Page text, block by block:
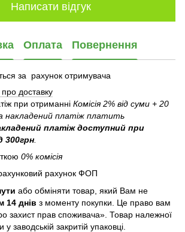
Написати відгук
Оплата Повернення
за рахунок отримувача
доставку
при отриманні Комісія 2% від суми + 20
накладений платіж платить
платіж доступний при
300грн
0% комісія
рахунок ФОП
або обміняти товар, який Вам не
14 днів з моменту покупки. Це право вам
захист прав споживача». Товар належної
заводській закритій упаковці.